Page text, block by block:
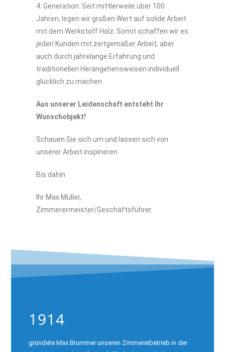
4. Generation. Seit mittlerweile über 100
Jahren, legen wir großen Wert auf solide Arbeit
mit dem Werkstoff Holz. Somit schaffen wir es
jeden Kunden mit zeitgemäßer Arbeit, aber
auch durch jahrelange Erfahrung und
traditionellen Herangehensweisen individuell
glücklich zu machen.
Aus unserer Leidenschaft entsteht Ihr
Wunschobjekt!
Schauen Sie sich um und lassen sich von
unserer Arbeit inspirieren.
Bis dahin
Ihr Max Müller,
Zimmerermeister/Geschäftsführer
1914
gründete Max Brummer unseren Zimmereibetrieb in der